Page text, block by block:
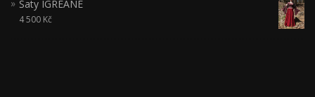
Šaty IGREANE
4 500 Kč